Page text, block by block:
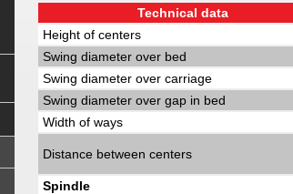
Technical data
Height of centers
Swing diameter over bed
Swing diameter over carriage
Swing diameter over gap in bed
Width of ways
Distance between centers
Spindle